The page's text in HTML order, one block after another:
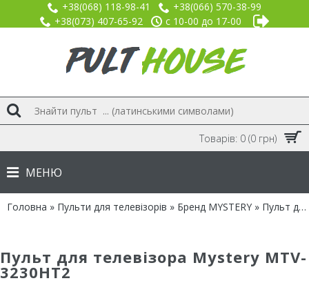
+38(068) 118-98-41
+38(066) 570-38-99
+38(073) 407-65-92
с 10-00 до 17-00
Товарів: 0 (0 грн)
МЕНЮ
Головна » Пульти для телевізорів » Бренд MYSTERY » Пульт для Mystery MTV-3230HT2
Пульт для телевізора Mystery MTV-
3230HT2